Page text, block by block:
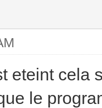
eteint cela
le